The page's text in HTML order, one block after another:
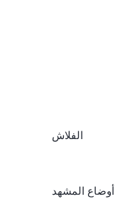
الفلاش
أوضاع المشهد